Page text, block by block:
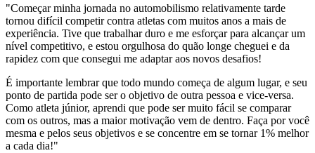
"Começar minha jornada no automobilismo relativamente tarde
tornou difícil competir contra atletas com muitos anos a mais de
experiência. Tive que trabalhar duro e me esforçar para alcançar um
nível competitivo, e estou orgulhosa do quão longe cheguei e da
rapidez com que consegui me adaptar aos novos desafios!
É importante lembrar que todo mundo começa de algum lugar, e seu
ponto de partida pode ser o objetivo de outra pessoa e vice-versa.
Como atleta júnior, aprendi que pode ser muito fácil se comparar
com os outros, mas a maior motivação vem de dentro. Faça por você
mesma e pelos seus objetivos e se concentre em se tornar 1% melhor
a cada dia!"